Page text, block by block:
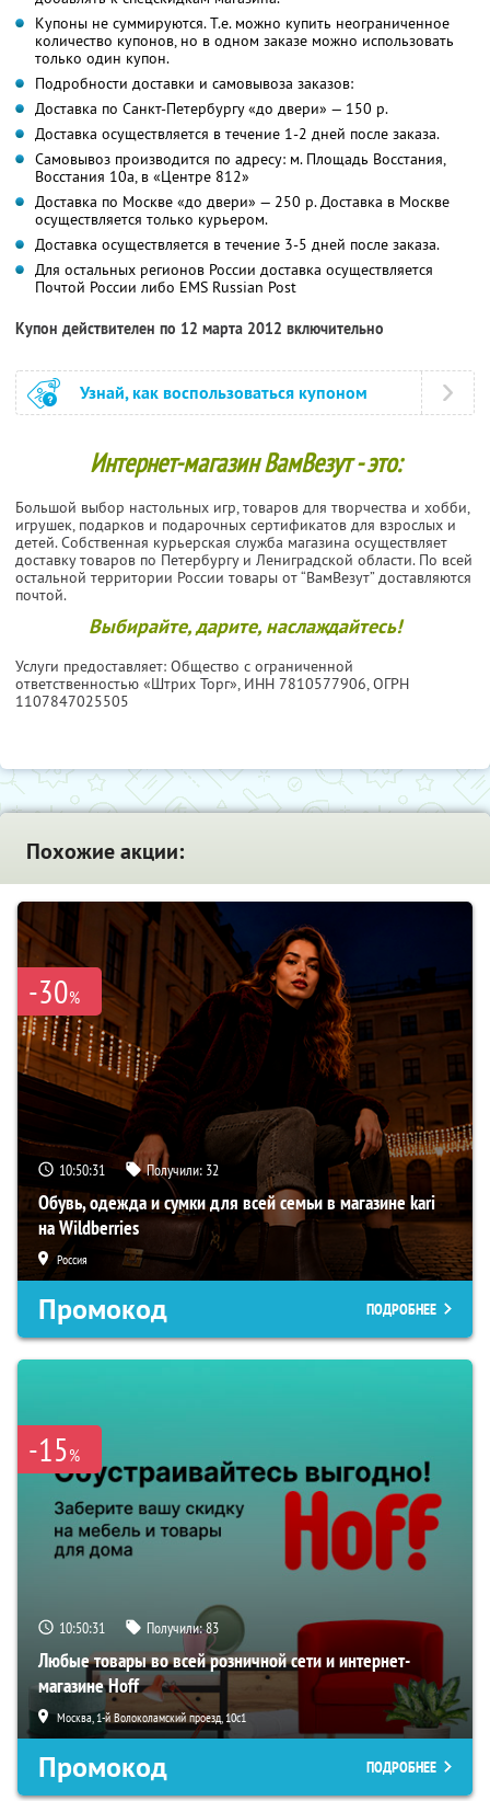
Купоны не суммируются. Т.е. можно купить неограниченное
количество купонов, но в одном заказе можно использовать
только один купон.
Подробности доставки и самовывоза заказов:
Доставка по Санкт-Петербургу «до двери» — 150 р.
Доставка осуществляется в течение 1-2 дней после заказа.
Самовывоз производится по адресу: м. Площадь Восстания,
Восстания 10а, в «Центре 812»
Доставка по Москве «до двери» — 250 р. Доставка в Москве
осуществляется только курьером.
Доставка осуществляется в течение 3-5 дней после заказа.
Для остальных регионов России доставка осуществляется
Почтой России либо EMS Russian Post
Купон действителен по 12 марта 2012 включительно
Узнай, как воспользоваться купоном
Интернет-магазин ВамВезут - это:
Большой выбор настольных игр, товаров для творчества и хобби,
игрушек, подарков и подарочных сертификатов для взрослых и
детей. Собственная курьерская служба магазина осуществляет
доставку товаров по Петербургу и Лениградской области. По всей
остальной территории России товары от “ВамВезут” доставляются
почтой.
Выбирайте, дарите, наслаждайтесь!
Услуги предоставляет: Общество с ограниченной
ответственностью «Штрих Торг», ИНН 7810577906, ОГРН
1107847025505
Похожие акции:
-30%
10:50:30 Получили: 32
Обувь, одежда и сумки для всей семьи в магазине kari
на Wildberries
Россия
Промокод ПОДРОБНЕЕ
-15%
10:50:30 Получили:83
Любые товары во всей розничной сети и интернет-
магазине Hoff
Москва, 1-й Волоколамский проезд, 10с1
Промокод ПОДРОБНЕЕ